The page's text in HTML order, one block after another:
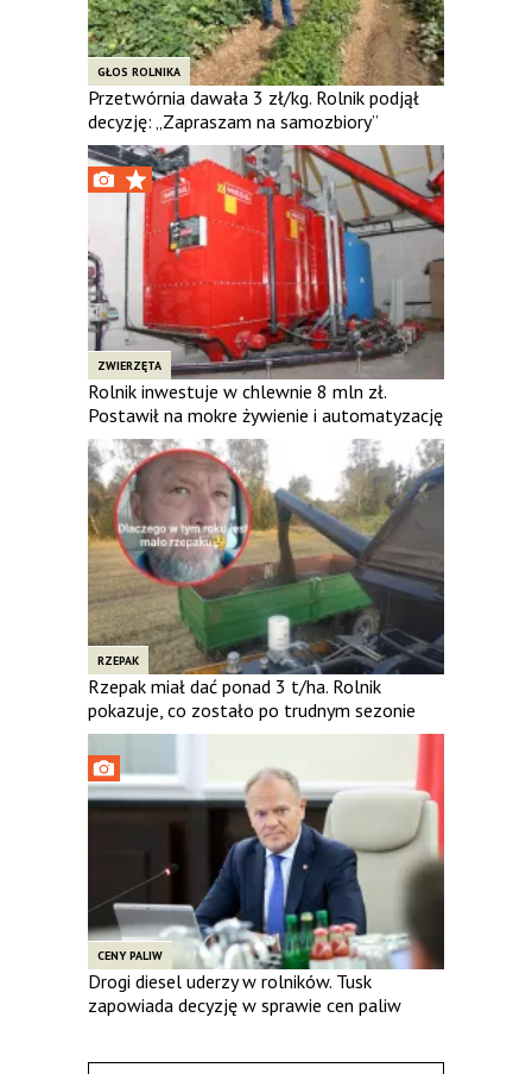
GŁOS ROLNIKA
Przetwórnia dawała 3 zł/kg. Rolnik podjął
decyzję: „Zapraszam na samozbiory”
ZWIERZĘTA
Rolnik inwestuje w chlewnie 8 mln zł.
Postawił na mokre żywienie i automatyzację
RZEPAK
Rzepak miał dać ponad 3 t/ha. Rolnik
pokazuje, co zostało po trudnym sezonie
CENY PALIW
Drogi diesel uderzy w rolników. Tusk
zapowiada decyzję w sprawie cen paliw